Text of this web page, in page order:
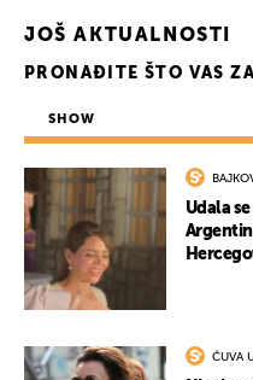
JOŠ AKTUALNOSTI
PRONAĐITE ŠTO VAS
SHOW
Udala
ČUVA